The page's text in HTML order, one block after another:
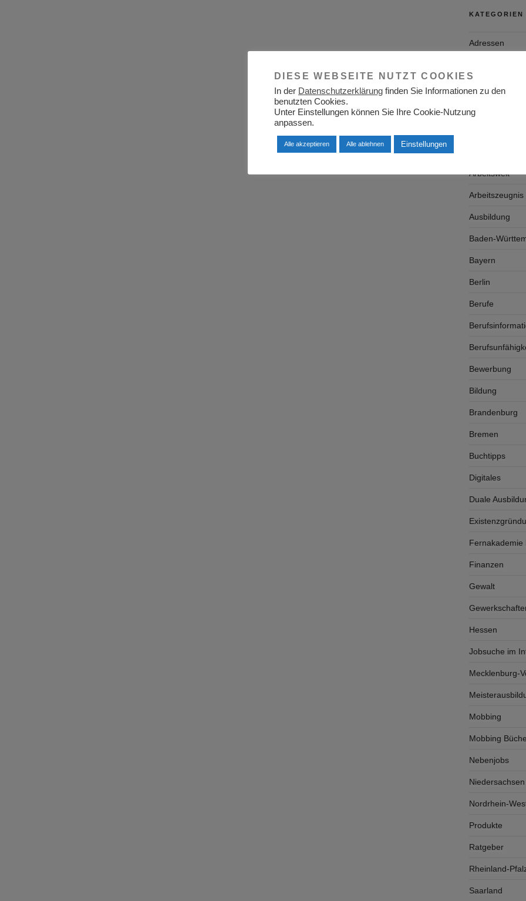
KATEGORIEN
Adressen
Allgemein
Arbeitswelt
Arbeitszeugnis
Ausbildung
Baden-
Bayern
Berlin
Berufe
Bewerbung
Bildung
Brandenburg
Bremen
Buchtipps
Digitales
Duale
Fernakademie
Finanzen
Gewalt
Hessen
Jobsuche im
Mecklenburg-
Mobbing
Mobbing
Nebenjobs
Niedersachsen
Nordrhein-
Produkte
Ratgeber
Rheinland-
Saarland
DIESE WEBSEITE NUTZT COOKIES
In der Datenschutzerklärung finden Sie Informationen zu den
benutzten Cookies.
Unter Einstellungen können Sie Ihre Cookie-Nutzung
anpassen.
Alle akzeptieren Alle ablehnen Einstellungen